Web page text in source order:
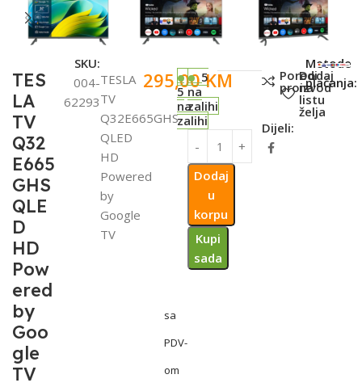
TES
LA
TV
Q32
E665
GHS
QLE
D
HD
Pow
ered
by
Goo
gle
TV
SKU:
004-
62293
TESLA
TV
Q32E665GHS
QLED
HD
Powered
by
Google
TV
295,00KM
sa
PDV-
om
5
na
zalihi
5
na
zalihi
Dodaj
u
korpu
Kupi
sada
Poredi
proizvod
Dodaj
na
listu
želja
Dijeli:
Metode
plaćanja: